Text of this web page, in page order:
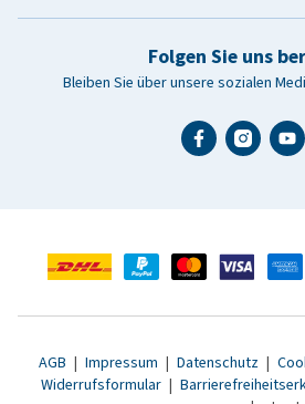
Folgen Sie uns
Bleiben Sie über unsere sozialen
AGB | Impressum | Datenschutz |
Widerrufsformular |